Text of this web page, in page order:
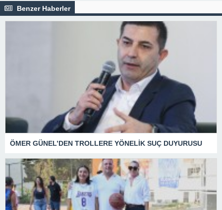
Benzer Haberler
ÖMER GÜNEL’DEN TROLLERE YÖNELİK SUÇ DUYURUSU